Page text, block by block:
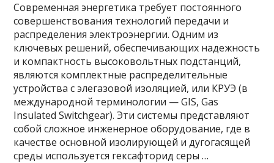
Современная энергетика требует постоянного
совершенствования технологий передачи и
распределения электроэнергии. Одним из
ключевых решений, обеспечивающих надежность
и компактность высоковольтных подстанций,
являются комплектные распределительные
устройства с элегазовой изоляцией, или КРУЭ (в
международной терминологии — GIS, Gas
Insulated Switchgear). Эти системы представляют
собой сложное инженерное оборудование, где в
качестве основной изолирующей и дугогасящей
среды используется гексафторид серы …